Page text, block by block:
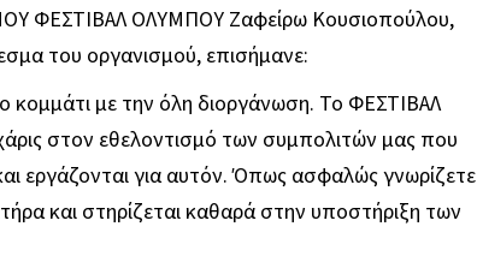
ΦΕΣΤΙΒΑΛ ΟΛΥΜΠΟΥ Ζαφείρω Κουσιοπούλου,
του οργανισμού, επισήμανε:
κομμάτι με την όλη διοργάνωση. Το ΦΕΣΤΙΒΑΛ
στον εθελοντισμό των συμπολιτών μας που
εργάζονται για αυτόν. Όπως ασφαλώς γνωρίζετε
και στηρίζεται καθαρά στην υποστήριξη των